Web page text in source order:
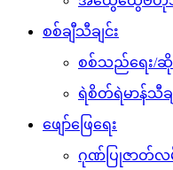
စစ်ချီသီချင်း
စစ်သည်ရေး/ဆိုသီ
ရဲစိတ်ရဲမာန်သီချ
ဖျော်ဖြေရေး
ဂုဏ်ပြုဇာတ်လမ်